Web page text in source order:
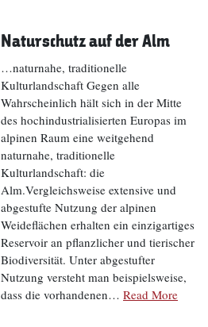
Naturschutz auf der Alm
…naturnahe, traditionelle
Kulturlandschaft Gegen alle
Wahrscheinlich hält sich in der Mitte
des hochindustrialisierten Europas im
alpinen Raum eine weitgehend
naturnahe, traditionelle
Kulturlandschaft: die
Alm.Vergleichsweise extensive und
abgestufte Nutzung der alpinen
Weideflächen erhalten ein einzigartiges
Reservoir an pflanzlicher und tierischer
Biodiversität. Unter abgestufter
Nutzung versteht man beispielsweise,
dass die vorhandenen… Read More